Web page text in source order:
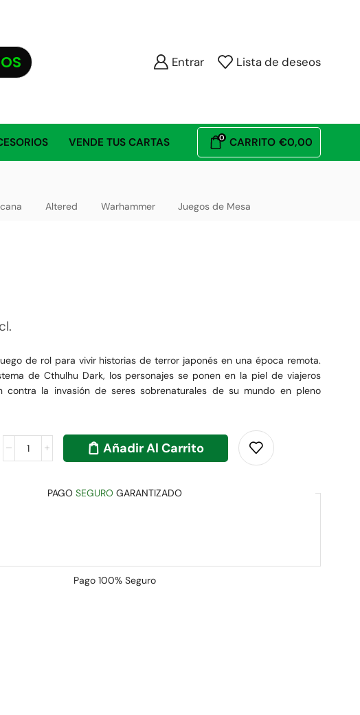
Entrar Lista de deseos
VENDE TUS CARTAS 0 CARRITO €0,00
Altered Warhammer Juegos de Mesa
de rol para vivir historias de terror japonés en una época remota.
de Cthulhu Dark, los personajes se ponen en la piel de viajeros
contra la invasión de seres sobrenaturales de su mundo en pleno
Añadir Al Carrito
PAGO SEGURO GARANTIZADO
Pago 100% Seguro